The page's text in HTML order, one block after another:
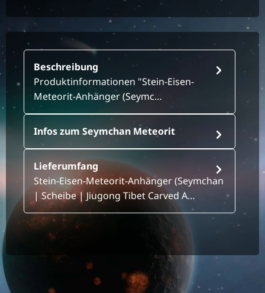
Beschreibung
Produktinformationen "Stein-Eisen-
Meteorit-Anhänger (Seymc…
Infos zum Seymchan Meteorit
Lieferumfang
Stein-Eisen-Meteorit-Anhänger (Seymchan
| Scheibe | Jiugong Tibet Carved A…